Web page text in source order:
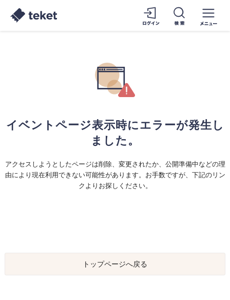
イベントページ表示時にエラーが発生し
ました。
アクセスしようとしたページは削除、変更されたか、公開準備中などの理
由により現在利用できない可能性があります。お手数ですが、下記のリン
クよりお探しください。
トップページへ戻る